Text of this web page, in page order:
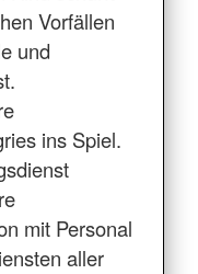
Vorfällen
und
ins Spiel.
mit Personal
aller